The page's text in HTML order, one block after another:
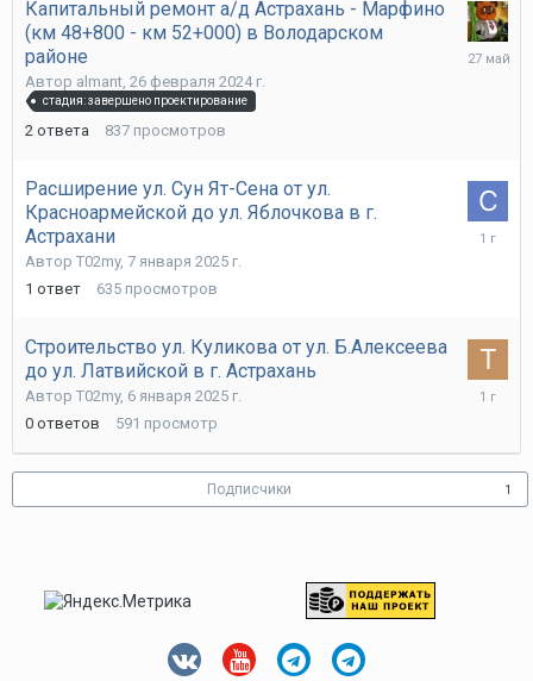
Капитальный ремонт а/д Астрахань - Марфино
(км 48+800 - км 52+000) в Володарском
районе
Автор almant 26 февраля 2024 г.
стадия: завершено проектирование
2 ответа 837 просмотров
27
Расширение ул. Сун Ят-Сена от ул.
Красноармейской до ул. Яблочкова в г.
Астрахани
Автор T02my, 7 января 2025 г.
1 ответ 635 просмотров
Строительство ул. Куликова от ул. Б.Алексеева
до ул. Латвийской в г. Астрахань
Автор T02my, 6 января 2025 г.
0 ответов 591 просмотр
г.
Подписчики 1